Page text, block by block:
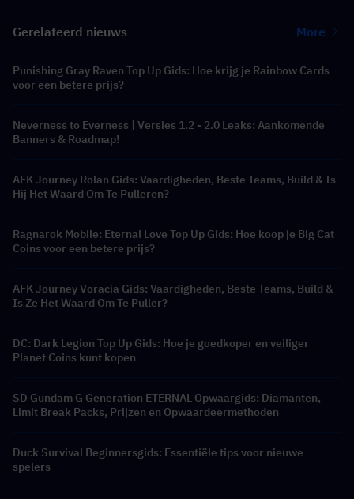
Gerelateerd nieuws More
Punishing Gray Raven Top Up Gids: Hoe krijg je Rainbow Cards
voor een betere prijs?
Neverness to Everness | Versies 1.2 - 2.0 Leaks: Aankomende
Banners & Roadmap!
AFK Journey Rolan Gids: Vaardigheden, Beste Teams, Build & Is
Hij Het Waard Om Te Pulleren?
Ragnarok Mobile: Eternal Love Top Up Gids: Hoe koop je Big Cat
Coins voor een betere prijs?
AFK Journey Voracia Gids: Vaardigheden, Beste Teams, Build &
Is Ze Het Waard Om Te Puller?
DC: Dark Legion Top Up Gids: Hoe je goedkoper en veiliger
Planet Coins kunt kopen
SD Gundam G Generation ETERNAL Opwaargids: Diamanten,
Limit Break Packs, Prijzen en Opwaardeermethoden
Duck Survival Beginnersgids: Essentiële tips voor nieuwe
spelers